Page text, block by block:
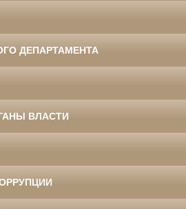
ДЕПАРТАМЕНТА
ВЛАСТИ